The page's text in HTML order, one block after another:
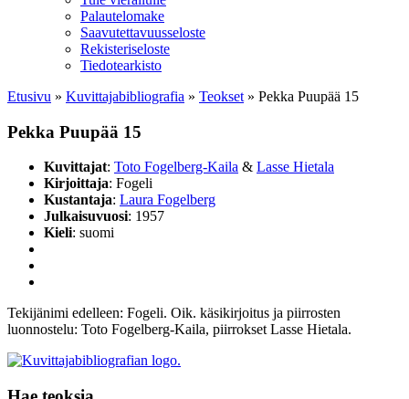
Palautelomake
Saavutettavuusseloste
Rekisteriseloste
Tiedotearkisto
Etusivu » Kuvittaja­bibliografia » Teokset » Pekka Puupää 15
Pekka Puupää 15
Kuvittajat: Toto Fogelberg-Kaila & Lasse Hietala
Kirjoittaja: Fogeli
Kustantaja: Laura Fogelberg
Julkaisuvuosi: 1957
Kieli: suomi
Tekijänimi edelleen: Fogeli. Oik. käsikirjoitus ja piirrosten
luonnostelu: Toto Fogelberg-Kaila, piirrokset Lasse Hietala.